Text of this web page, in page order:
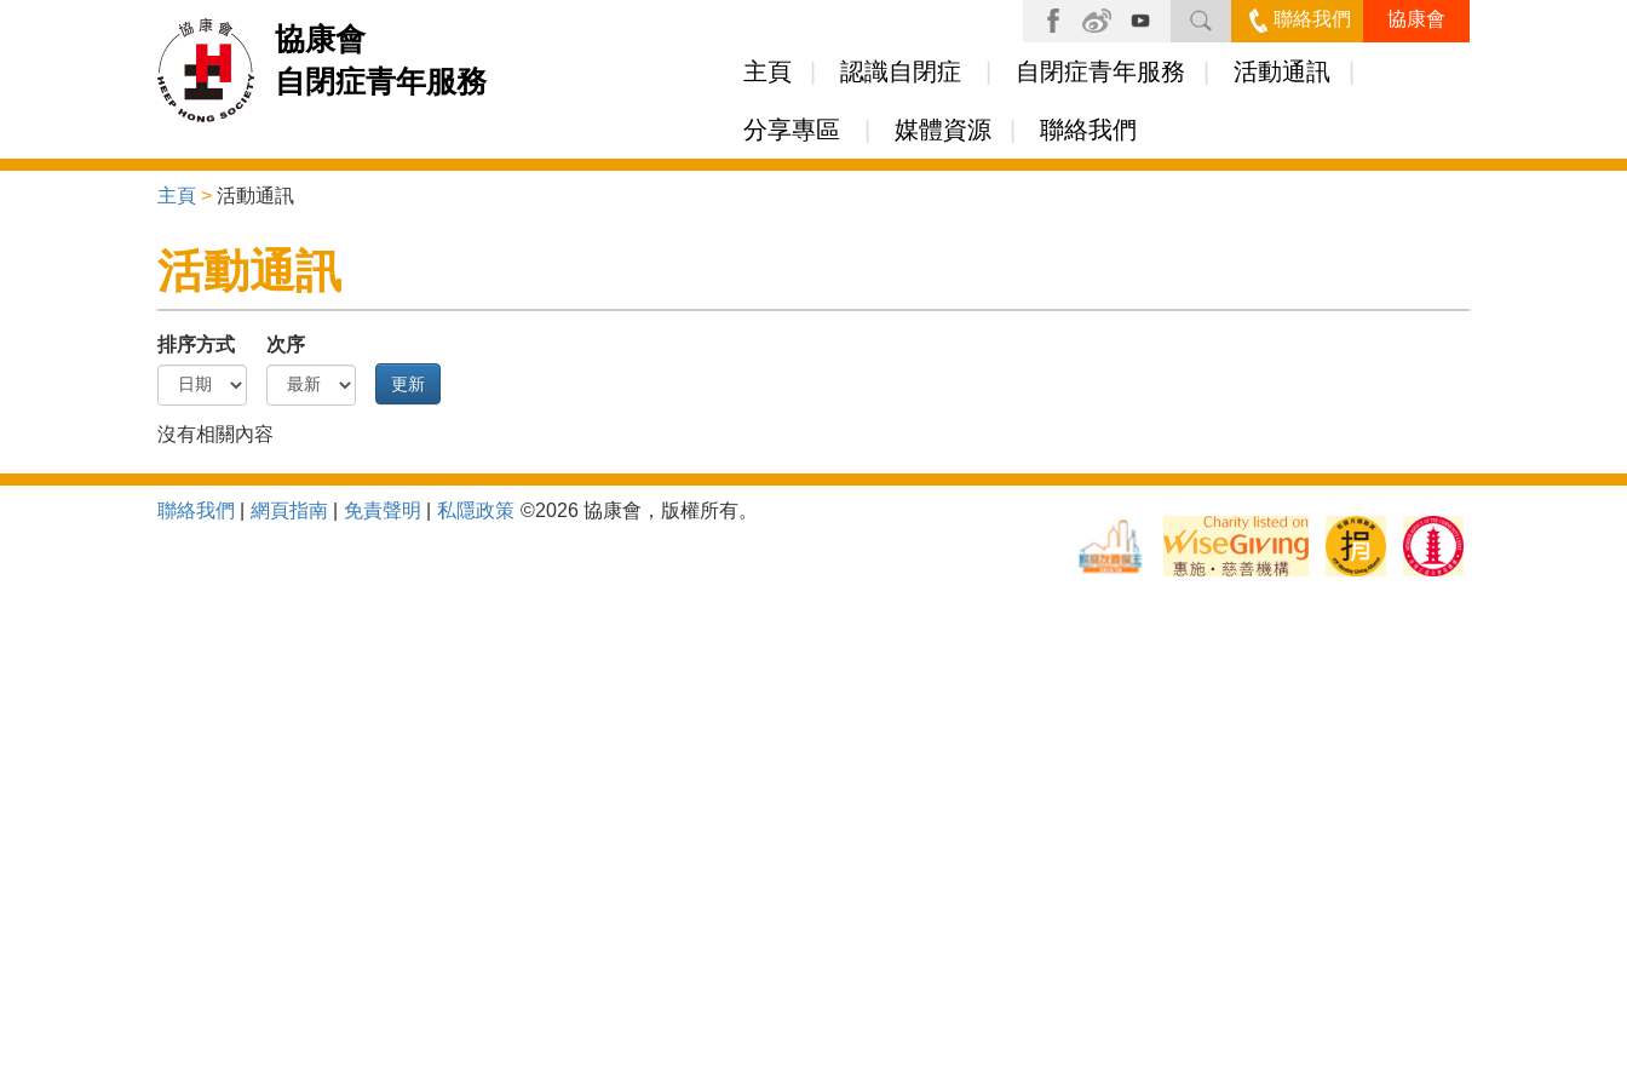
content
協康會
自閉症青年服務
聯絡我們 協康會
主頁 認識自閉症 自閉症青年服務 活動通訊
分享專區 媒體資源 聯絡我們
主頁 > 活動通訊
活動通訊
排序方式 次序
沒有相關內容
聯絡我們 網頁指南 免責聲明 私隱政策 ©2026 協康會，版權所有。